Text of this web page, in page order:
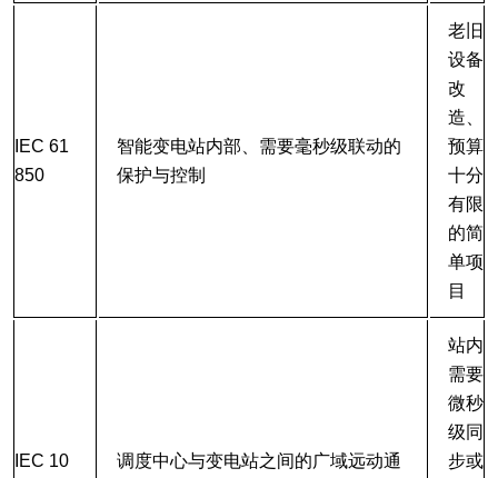
IEC 61
850
智能变电站内部、需要毫秒级联动的
保护与控制
老旧
设备
改
造、
预算
十分
有限
的简
单项
目
IEC 10
调度中心与变电站之间的广域远动通
站内
需要
微秒
级同
步或